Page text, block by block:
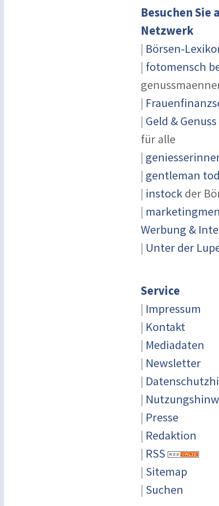
Besuchen Sie
Netzwerk
| Börsen-
| fotomensch
|
| Geld & Genuss
für alle
|
| gentleman
| instockder
|
Werbung &
| Unter der
Service
| Impressum
| Kontakt
| Mediadaten
| Newsletter
|
|
| Presse
| Redaktion
| RSS
| Sitemap
| Suchen